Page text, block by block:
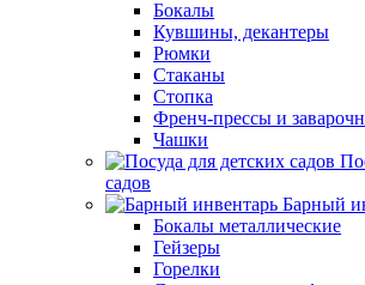
Бутылки
Контейнеры
Креманки для мороженого
Стаканы
Столовые приборы
Тарелки
Упаковка
Банки для коктелей
Бокалы
Кувшины, декантеры
Рюмки